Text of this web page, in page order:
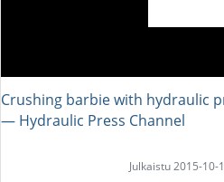
Crushing barbie with hydraulic
― Hydraulic Press Channel
Julkaistu 2015-